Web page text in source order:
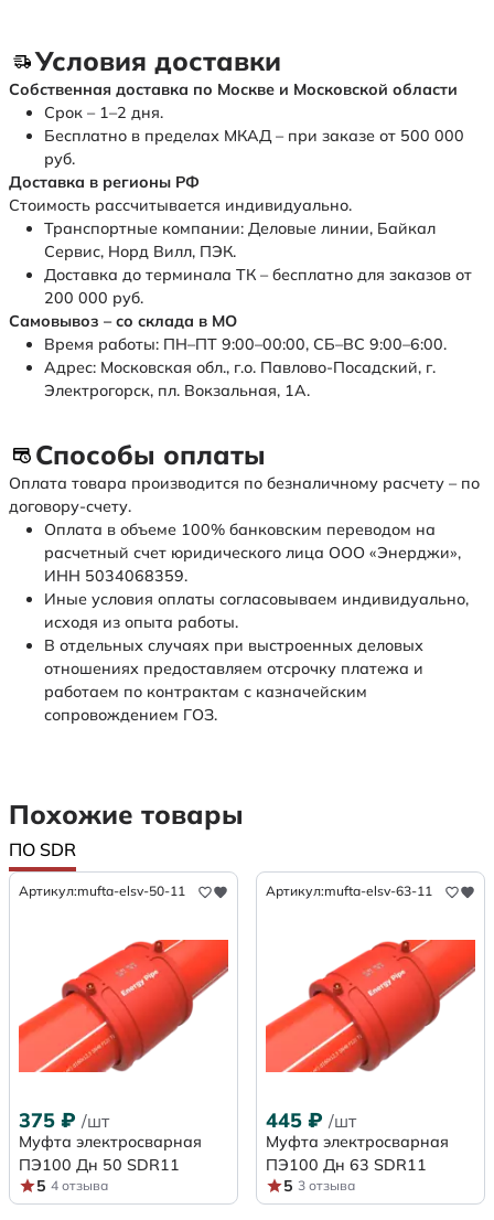
Условия доставки
Собственная доставка по Москве и Московской области
Срок – 1–2 дня.
Бесплатно в пределах МКАД – при заказе от 500 000
руб.
Доставка в регионы РФ
Стоимость рассчитывается индивидуально.
Транспортные компании: Деловые линии, Байкал
Сервис, Норд Вилл, ПЭК.
Доставка до терминала ТК – бесплатно для заказов от
200 000 руб.
Самовывоз – со склада в МО
Время работы: ПН–ПТ 9:00–00:00, СБ–ВС 9:00–6:00.
Адрес: Московская обл., г.о. Павлово-Посадский, г.
Электрогорск, пл. Вокзальная, 1А.
Способы оплаты
Оплата товара производится по безналичному расчету – по
договору-счету.
Оплата в объеме 100% банковским переводом на
расчетный счет юридического лица ООО «Энерджи»,
ИНН 5034068359.
Иные условия оплаты согласовываем индивидуально,
исходя из опыта работы.
В отдельных случаях при выстроенных деловых
отношениях предоставляем отсрочку платежа и
работаем по контрактам с казначейским
сопровождением ГОЗ.
Похожие товары
ПО SDR
Артикул:mufta-elsv-50-11
375 ₽ /шт
Муфта электросварная
ПЭ100 Дн 50 SDR11
5 4 отзыва
Артикул:mufta-elsv-63-11
445 ₽ /шт
Муфта электросварная
ПЭ100 Дн 63 SDR11
5 3 отзыва